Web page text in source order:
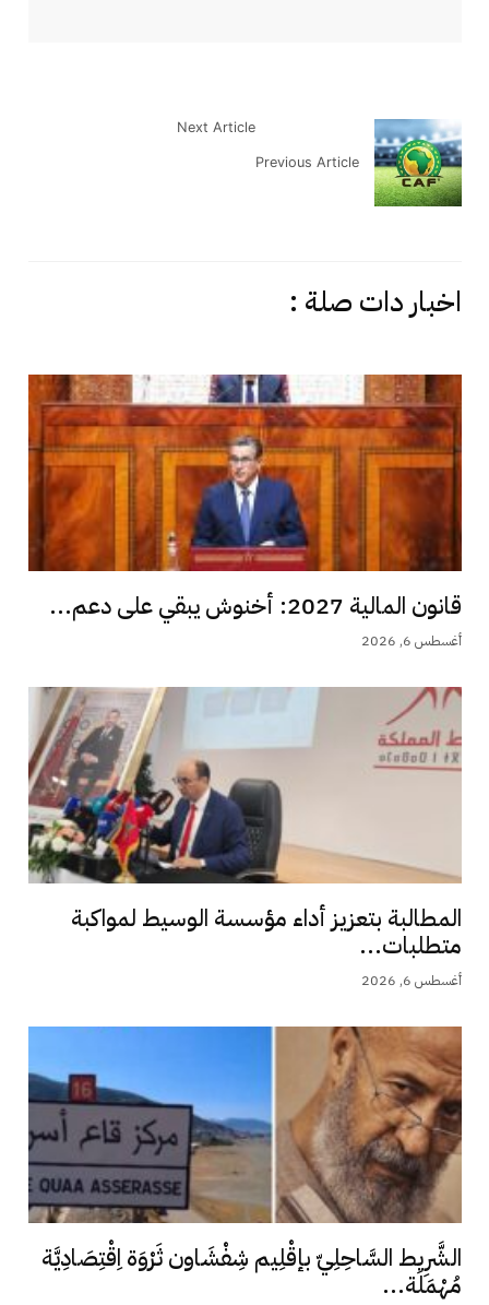
Previous Article
Next Article
اخبار دات صلة :
قانون المالية 2027: أخنوش يبقي على دعم...
أغسطس 6, 2026
المطالبة بتعزيز أداء مؤسسة الوسيط لمواكبة
متطلبات...
أغسطس 6, 2026
الشَّرِيط السَّاحِلِيّ بإقْلِيم شِفْشَاون ثَرْوَة اِقْتِصَادِيَّة
مُهْمَلَة...